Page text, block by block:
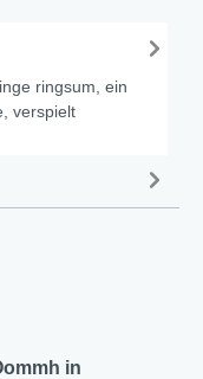
ringsum, ein
verspielt
in